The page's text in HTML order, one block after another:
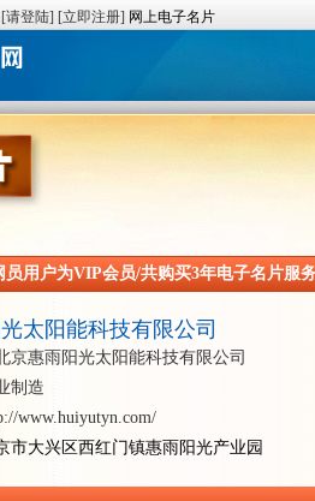
[请登陆] [立即注册] 网上电子名片
用户为VIP会员/共购买3年电子名片服
太阳能科技有限公司
京惠雨阳光太阳能科技有限公司
制造
www.huiyutyn.com/
市大兴区西红门镇惠雨阳光产业园